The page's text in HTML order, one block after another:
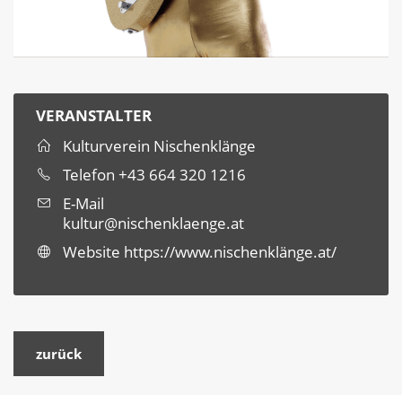
VERANSTALTER
Kulturverein Nischenklänge
Telefon +43 664 320 1216
E-Mail
kultur@nischenklaenge.at
Website https://www.nischenklänge.at/
zurück